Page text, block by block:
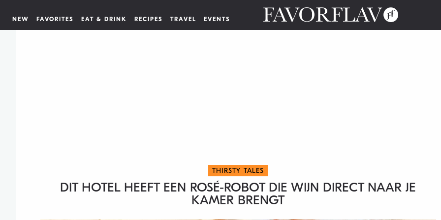
NEW FAVORITES EAT & DRINK RECIPES TRAVEL EVENTS
THIRSTY TALES
DIT HOTEL HEEFT EEN ROSÉ-ROBOT DIE WIJN DIRECT NAAR JE
KAMER BRENGT